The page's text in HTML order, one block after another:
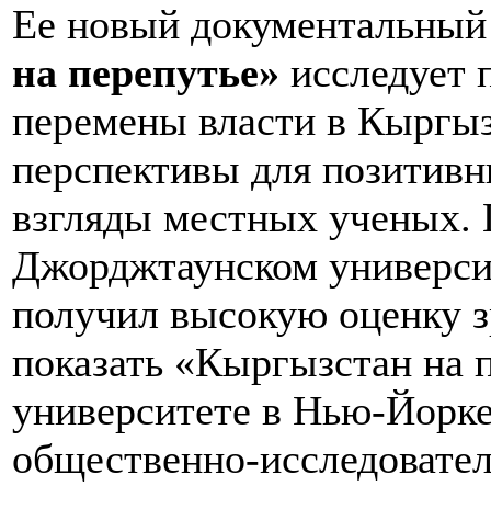
Ее новый
на перепутье» исследует
перемены власти в
перспективы для
взгляды местных ученых.
Джорджтаунском
получил высокую оценку
показать «Кыргызстан на
университете в Нью-
общественно-